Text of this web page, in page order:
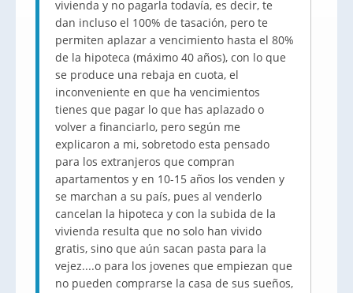
vivienda y no pagarla todavía, es decir, te
dan incluso el 100% de tasación, pero te
permiten aplazar a vencimiento hasta el 80%
de la hipoteca (máximo 40 años), con lo que
se produce una rebaja en cuota, el
inconveniente en que ha vencimientos
tienes que pagar lo que has aplazado o
volver a financiarlo, pero según me
explicaron a mi, sobretodo esta pensado
para los extranjeros que compran
apartamentos y en 10-15 años los venden y
se marchan a su país, pues al venderlo
cancelan la hipoteca y con la subida de la
vivienda resulta que no solo han vivido
gratis, sino que aún sacan pasta para la
vejez....o para los jovenes que empiezan que
no pueden comprarse la casa de sus sueños,